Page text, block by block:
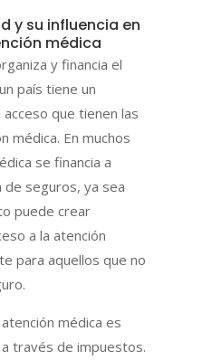
y su influencia en
médica
y financia el
país tiene un
que tienen las
médica. En muchos
se financia a
seguros, ya sea
puede crear
a la atención
para aquellos que no
médica es
través de impuestos.